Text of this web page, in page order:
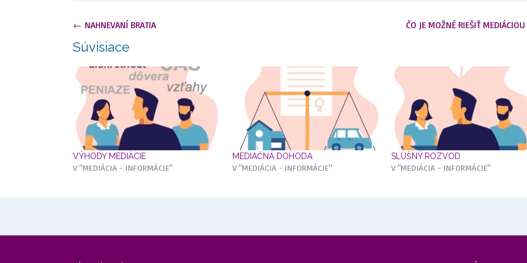
Navigácia
článkoch
ČO JE MOŽNÉ RIEŠIŤ
← NAHNEVANÍ BRATIA
Súvisiace
VÝHODY MEDIÁCIE
V "MEDIÁCIA - INFORMÁCIE"
MEDIAČNÁ DOHODA
V "MEDIÁCIA - INFORMÁCIE"
SLUŠNÝ ROZVOD
V "MEDIÁCIA - INFORMÁCIE"